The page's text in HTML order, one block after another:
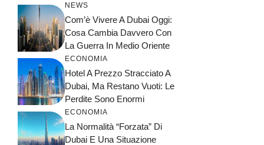
NEWS
Com’è Vivere A Dubai Oggi:
Cosa Cambia Davvero Con
La Guerra In Medio Oriente
ECONOMIA
Hotel A Prezzo Stracciato A
Dubai, Ma Restano Vuoti: Le
Perdite Sono Enormi
ECONOMIA
La Normalità “forzata” Di
Dubai E Una Situazione